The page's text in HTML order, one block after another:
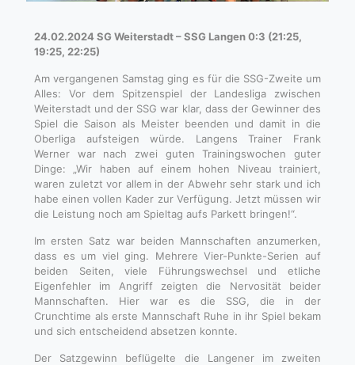
24.02.2024 SG Weiterstadt – SSG Langen 0:3 (21:25,
19:25, 22:25)
Am vergangenen Samstag ging es für die SSG-Zweite um
Alles: Vor dem Spitzenspiel der Landesliga zwischen
Weiterstadt und der SSG war klar, dass der Gewinner des
Spiel die Saison als Meister beenden und damit in die
Oberliga aufsteigen würde. Langens Trainer Frank
Werner war nach zwei guten Trainingswochen guter
Dinge: „Wir haben auf einem hohen Niveau trainiert,
waren zuletzt vor allem in der Abwehr sehr stark und ich
habe einen vollen Kader zur Verfügung. Jetzt müssen wir
die Leistung noch am Spieltag aufs Parkett bringen!“.
Im ersten Satz war beiden Mannschaften anzumerken,
dass es um viel ging. Mehrere Vier-Punkte-Serien auf
beiden Seiten, viele Führungswechsel und etliche
Eigenfehler im Angriff zeigten die Nervosität beider
Mannschaften. Hier war es die SSG, die in der
Crunchtime als erste Mannschaft Ruhe in ihr Spiel bekam
und sich entscheidend absetzen konnte.
Der Satzgewinn beflügelte die Langener im zweiten